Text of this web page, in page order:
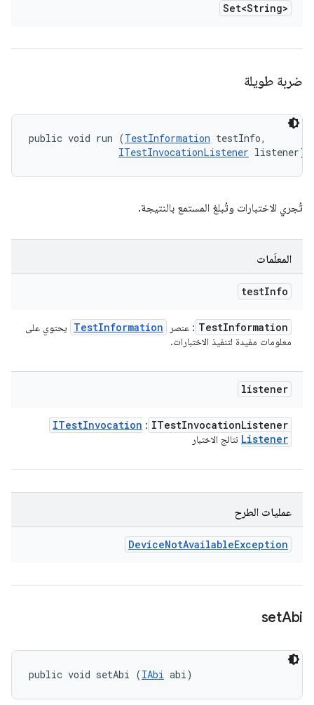
Set<String>
ضربة طويلة
public void run (TestInformation testInfo,
ITestInvocationListener listener)
تُجري الاختبارات وتُبلغ المستمع بالنتيجة.
المعلَمات
testInfo
TestInformation : عنصر TestInformation
يحتوي على
معلومات مفيدة لتنفيذ الاختبارات.
listener
ITestInvocationListener
:
ITestInvocation
Listener نتائج الاختبار
عمليات الطرح
DeviceNotAvailableException
setAbi
public void setAbi (IAbi abi)